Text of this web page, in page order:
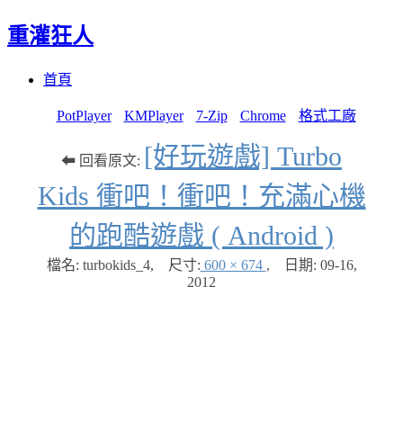
重灌狂人
首頁
PotPlayer KMPlayer 7-Zip Chrome 格式工廠
⬅ 回看原文: [好玩遊戲] Turbo
Kids 衝吧！衝吧！充滿心機
的跑酷遊戲 ( Android )
檔名: turbokids_4, 尺寸: 600 × 674 , 日期: 09-16,
2012